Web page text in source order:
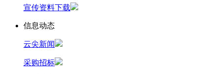
宣传资料下载
信息动态
云尖新闻
采购招标